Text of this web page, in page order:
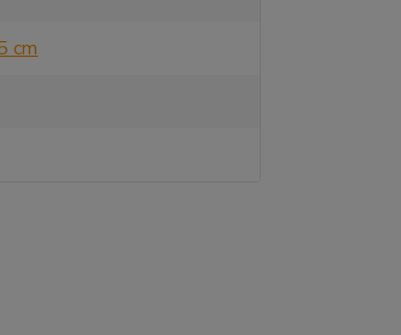
cm